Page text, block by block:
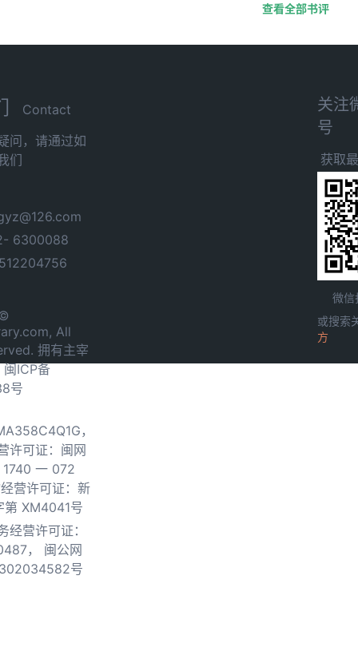
查看全部书评
Contact
问，请通过如
们
6300088
All
拥有主宰
闽ICP备
号
，
许可证：闽网
一 072
营许可证：新
第 XM4041号
经营许可证：
，
闽公网
号
关注
号
获取
微信
或搜索
方